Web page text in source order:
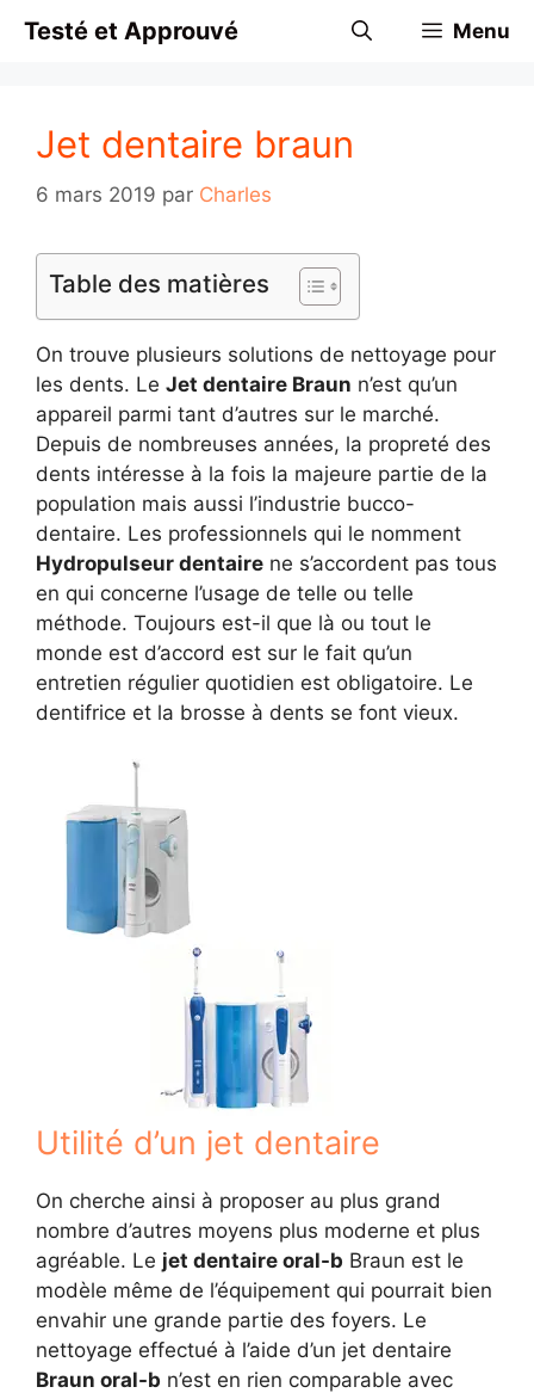
Testé et Approuvé Menu
Jet dentaire braun
6 mars 2019 par Charles
Table des matières
On trouve plusieurs solutions de nettoyage pour
les dents. Le Jet dentaire Braun n’est qu’un
appareil parmi tant d’autres sur le marché.
Depuis de nombreuses années, la propreté des
dents intéresse à la fois la majeure partie de la
population mais aussi l’industrie bucco-
dentaire. Les professionnels qui le nomment
Hydropulseur dentaire ne s’accordent pas tous
en qui concerne l’usage de telle ou telle
méthode. Toujours est-il que là ou tout le
monde est d’accord est sur le fait qu’un
entretien régulier quotidien est obligatoire. Le
dentifrice et la brosse à dents se font vieux.
Utilité d’un jet dentaire
On cherche ainsi à proposer au plus grand
nombre d’autres moyens plus moderne et plus
agréable. Le jet dentaire oral-b Braun est le
modèle même de l’équipement qui pourrait bien
envahir une grande partie des foyers. Le
nettoyage effectué à l’aide d’un jet dentaire
Braun oral-b n’est en rien comparable avec